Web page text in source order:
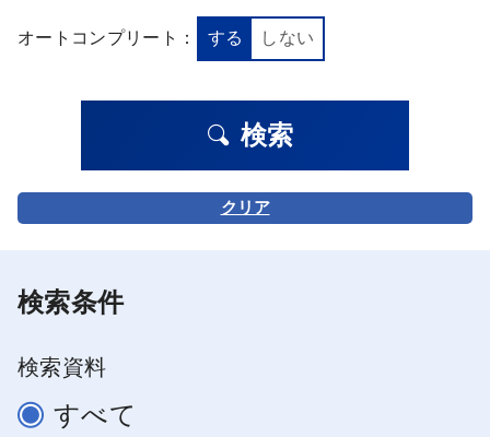
オートコンプリート： する しない
検索
クリア
検索条件
検索資料
すべて